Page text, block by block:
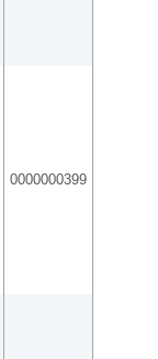
0000000399